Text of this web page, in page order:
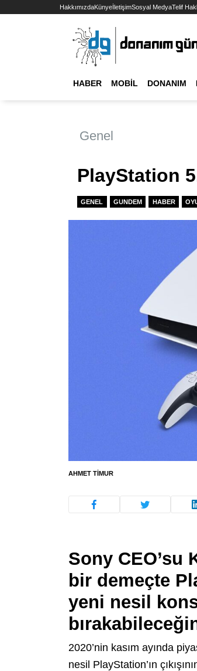
HakkımızdaKünyeİletişimSosyal MedyaTelif
HABER MOBIL DONANIM
Genel
PlayStation
GENEL GUNDEM HABER
AHMET TIMUR
Sony CEO’su
bir demeçte
yeni nesil
2020’nin kasım ayında
nesil PlayStation’ın